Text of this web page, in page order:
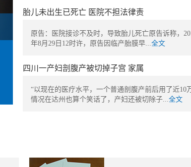
胎儿未出生已死亡 医院不担法律责
原告：医院接诊不及时，导致胎儿死亡原告诉称，
年8月29日12时许，原告因临产胎膜早...全文
四川一产妇剖腹产被切掉子宫 家属
“以现在的医疗水平，一个普通剖腹产前后用了近10
情况在达州也算个笑话了，产妇还被切除子...全文